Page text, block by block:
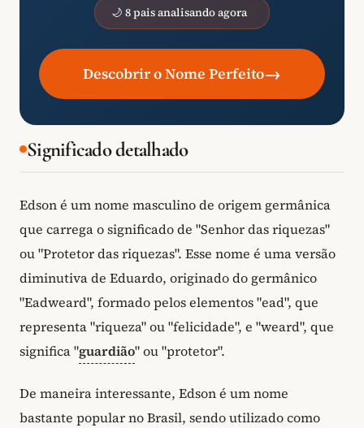
🌙 8 pais analisando agora
Descobrir o Nome Perfeito→
Significado detalhado
Edson é um nome masculino de origem germânica
que carrega o significado de "Senhor das riquezas"
ou "Protetor das riquezas". Esse nome é uma versão
diminutiva de Eduardo, originado do germânico
"Eadweard", formado pelos elementos "ead", que
representa "riqueza" ou "felicidade", e "weard", que
significa "guardião" ou "protetor".
De maneira interessante, Edson é um nome
bastante popular no Brasil, sendo utilizado como